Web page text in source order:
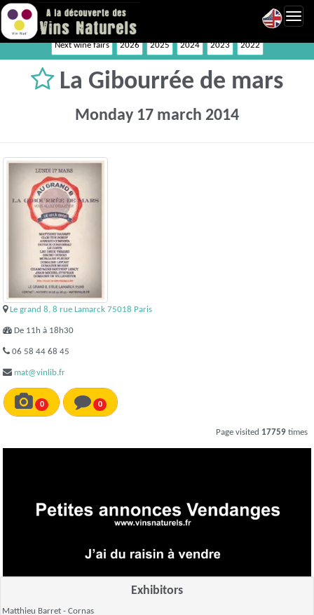
Next wine fairs 2026 2025 2024 2023 2022
La Gibourrée de mars
Monday 17 march 2014
Le grand 8, 8 rue Lamarck 75018 Paris
De 11h à 18h30
06 58 44 68 45
mat@vinlib.fr
0 0
Page visited 17759 times
Exhibitors
Matthieu Barret - Cornas